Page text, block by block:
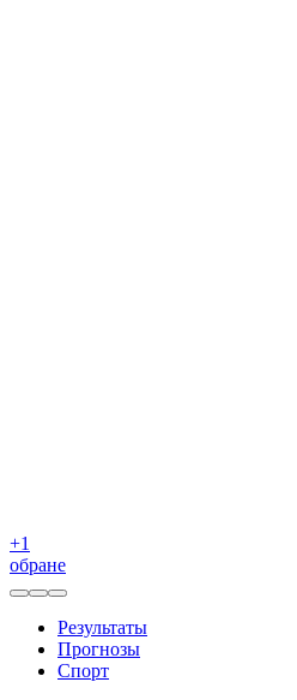
+1
обране
Результаты
Прогнозы
Спорт